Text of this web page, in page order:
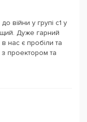
byLeaflet— © Google 2026
війни у групі с1 у
Дуже гарний
нас є пробіли та
проектором та